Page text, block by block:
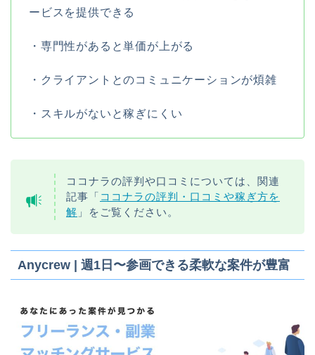
ービスを提供できる
・専門性があると単価が上がる
・クライアントとのコミュニケーションが煩雑
・スキルがないと稼ぎにくい
ココナラの評判や口コミについては、関連
記事「 ココナラの評判・口コミや稼ぎ方を
解 」をご覧ください。
Anycrew | 週1日〜参画できる柔軟な案件が豊富